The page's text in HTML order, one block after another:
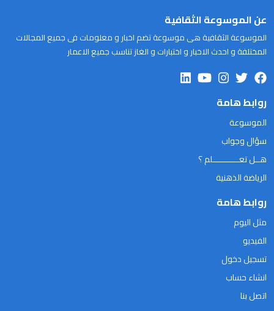
عن الموسوعة الثقافية
الموسوعة الثقافية هى موسوعة تضم اخبار و معلومات فى جميع المجالات
المختلفة و احدث الاخبار و اختبارات و الغاز تناسب جميع الاعمار
روابط هامة
الموسوعة
سؤال وجواب
هــل تعـــــــــــلم ؟
الرياضة الذهنية
روابط هامة
مثل اليوم
الفيديو
تسجيل دخول
انشاء حساب
اتصل بنا